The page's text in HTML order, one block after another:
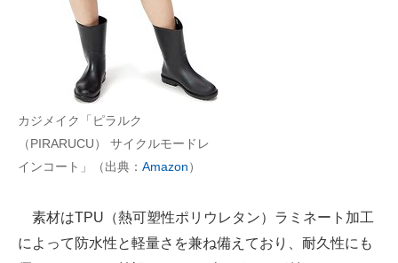
カジメイク「ピラルク
（PIRARUCU） サイクルモードレ
インコート」（出典： Amazon）
素材はTPU（熱可塑性ポリウレタン）ラミネート加工
によって防水性と軽量さを兼ね備えており、耐久性にも